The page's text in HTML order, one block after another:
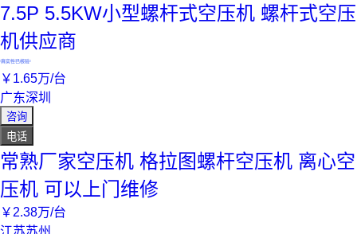
7.5P 5.5KW小型螺杆式空压机 螺杆式空压
机供应商
真实性已核验
￥ 1.65万/台
广东深圳
咨询
电话
常熟厂家空压机 格拉图螺杆空压机 离心空
压机 可以上门维修
￥ 2.38万/台
江苏苏州